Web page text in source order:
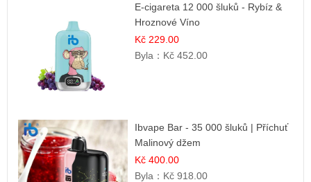
E-cigareta 12 000 šluků - Rybíz &
Hroznové Víno
Kč 229.00
Byla： Kč 452.00
Ibvape Bar - 35 000 šluků | Příchuť
Malinový džem
Kč 400.00
Byla： Kč 918.00